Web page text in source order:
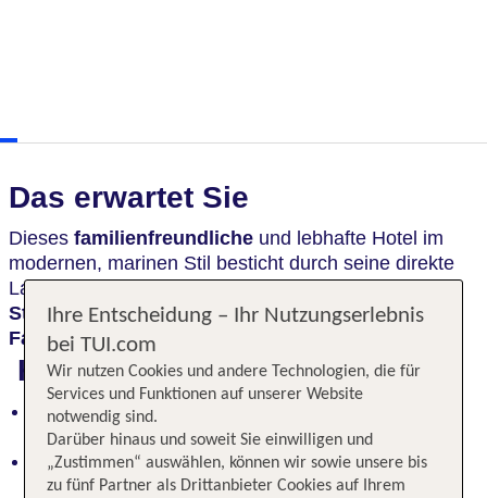
Das erwartet Sie
Dieses familienfreundliche und lebhafte Hotel im
modernen, marinen Stil besticht durch seine direkte
Lage am Strand. Hier ist am
Strandabschnittoder am schönenPoolein prima
Familien-Badeurlaub
Highlights
Direkt am Strand: Familien-Badeurlaub für Groß
und Klein
Moderner mariner Stil: Ein lebhaftes und
familienfreundliches Hotel
Ihre Entscheidung – Ihr Nutzungserlebnis
bei TUI.com
Wir nutzen Cookies und andere Technologien, die für
Services und Funktionen auf unserer Website
notwendig sind.
Darüber hinaus und soweit Sie einwilligen und
„Zustimmen“ auswählen, können wir sowie unsere bis
zu fünf Partner als Drittanbieter Cookies auf Ihrem